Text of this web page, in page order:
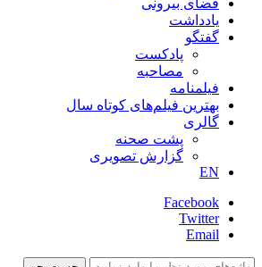
فضای بیرونی
یادداشت
گفتگو
پادکست
مصاحبه
فیلمنامه
بهترین فیلم‌های کوتاه سال
گالری
پشت صحنه
گزارش تصویری
EN
Facebook
Twitter
Email